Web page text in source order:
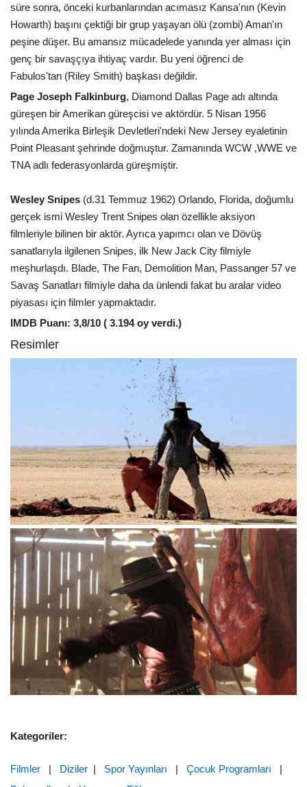
süre sonra, önceki kurbanlarından acımasız Kansa'nın (Kevin
Howarth) başını çektiği bir grup yaşayan ölü (zombi) Aman'ın
peşine düşer. Bu amansız mücadelede yanında yer alması için
genç bir savaşçıya ihtiyaç vardır. Bu yeni öğrenci de
Fabulos'tan (Riley Smith) başkası değildir.
Page Joseph Falkinburg, Diamond Dallas Page adı altında
güreşen bir Amerikan güreşcisi ve aktördür. 5 Nisan 1956
yılında Amerika Birleşik Devletleri'ndeki New Jersey eyaletinin
Point Pleasant şehrinde doğmuştur. Zamanında WCW ,WWE ve
TNA adlı federasyonlarda güreşmiştir.
Wesley Snipes (d.31 Temmuz 1962) Orlando, Florida, doğumlu
gerçek ismi Wesley Trent Snipes olan özellikle aksiyon
filmleriyle bilinen bir aktör. Ayrıca yapımcı olan ve Dövüş
sanatlarıyla ilgilenen Snipes, ilk New Jack City filmiyle
meşhurlaşdı. Blade, The Fan, Demolition Man, Passanger 57 ve
Savaş Sanatları filmiyle daha da ünlendi fakat bu aralar video
piyasası için filmler yapmaktadır.
IMDB Puanı: 3,8/10 ( 3.194 oy verdi.)
Resimler
Kategoriler:
Filmler | Diziler | Spor Yayınları | Çocuk Programları |